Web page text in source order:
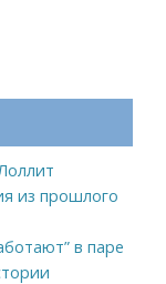
из прошлого
в паре